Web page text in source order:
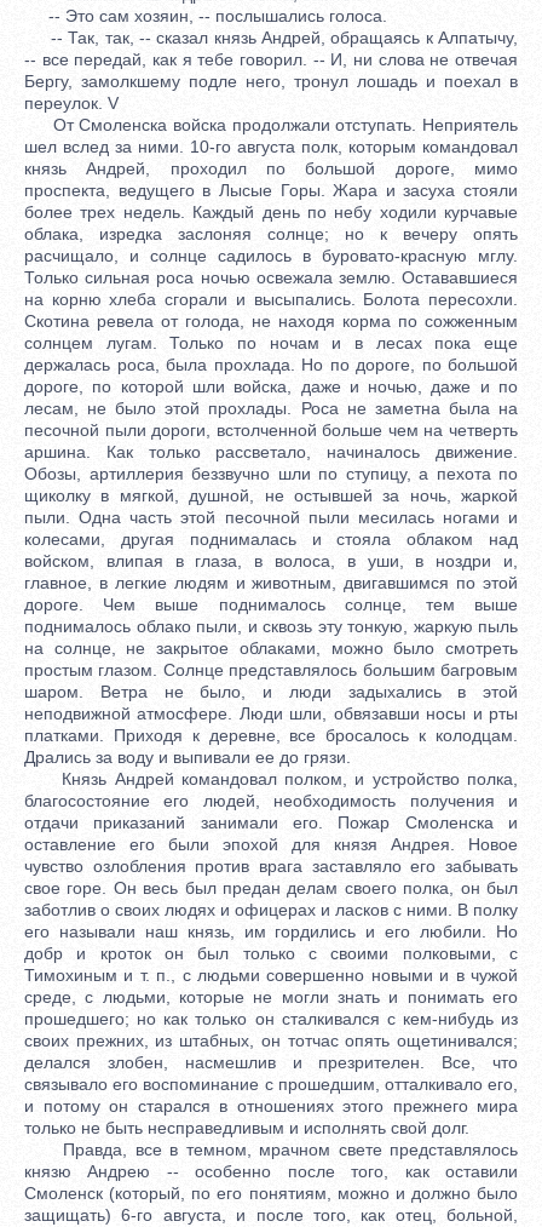
-- Это сам хозяин, -- послышались голоса.
-- Так, так, -- сказал князь Андрей, обращаясь к Алпатычу,
-- все передай, как я тебе говорил. -- И, ни слова не отвечая
Бергу, замолкшему подле него, тронул лошадь и поехал в
переулок. V
От Смоленска войска продолжали отступать. Неприятель
шел вслед за ними. 10-го августа полк, которым командовал
князь Андрей, проходил по большой дороге, мимо
проспекта, ведущего в Лысые Горы. Жара и засуха стояли
более трех недель. Каждый день по небу ходили курчавые
облака, изредка заслоняя солнце; но к вечеру опять
расчищало, и солнце садилось в буровато-красную мглу.
Только сильная роса ночью освежала землю. Остававшиеся
на корню хлеба сгорали и высыпались. Болота пересохли.
Скотина ревела от голода, не находя корма по сожженным
солнцем лугам. Только по ночам и в лесах пока еще
держалась роса, была прохлада. Но по дороге, по большой
дороге, по которой шли войска, даже и ночью, даже и по
лесам, не было этой прохлады. Роса не заметна была на
песочной пыли дороги, встолченной больше чем на четверть
аршина. Как только рассветало, начиналось движение.
Обозы, артиллерия беззвучно шли по ступицу, а пехота по
щиколку в мягкой, душной, не остывшей за ночь, жаркой
пыли. Одна часть этой песочной пыли месилась ногами и
колесами, другая поднималась и стояла облаком над
войском, влипая в глаза, в волоса, в уши, в ноздри и,
главное, в легкие людям и животным, двигавшимся по этой
дороге. Чем выше поднималось солнце, тем выше
поднималось облако пыли, и сквозь эту тонкую, жаркую пыль
на солнце, не закрытое облаками, можно было смотреть
простым глазом. Солнце представлялось большим багровым
шаром. Ветра не было, и люди задыхались в этой
неподвижной атмосфере. Люди шли, обвязавши носы и рты
платками. Приходя к деревне, все бросалось к колодцам.
Дрались за воду и выпивали ее до грязи.
Князь Андрей командовал полком, и устройство полка,
благосостояние его людей, необходимость получения и
отдачи приказаний занимали его. Пожар Смоленска и
оставление его были эпохой для князя Андрея. Новое
чувство озлобления против врага заставляло его забывать
свое горе. Он весь был предан делам своего полка, он был
заботлив о своих людях и офицерах и ласков с ними. В полку
его называли наш князь, им гордились и его любили. Но
добр и кроток он был только с своими полковыми, с
Тимохиным и т. п., с людьми совершенно новыми и в чужой
среде, с людьми, которые не могли знать и понимать его
прошедшего; но как только он сталкивался с кем-нибудь из
своих прежних, из штабных, он тотчас опять ощетинивался;
делался злобен, насмешлив и презрителен. Все, что
связывало его воспоминание с прошедшим, отталкивало его,
и потому он старался в отношениях этого прежнего мира
только не быть несправедливым и исполнять свой долг.
Правда, все в темном, мрачном свете представлялось
князю Андрею -- особенно после того, как оставили
Смоленск (который, по его понятиям, можно и должно было
защищать) 6-го августа, и после того, как отец, больной,